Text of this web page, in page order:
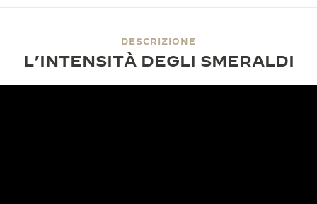
DESCRIZIONE
L’INTENSITÀ DEGLI SMERALDI